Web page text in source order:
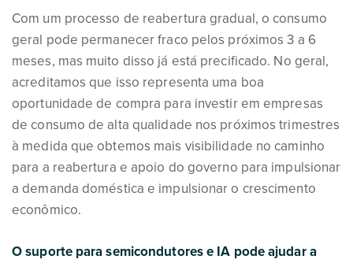
Com um processo de reabertura gradual, o consumo
geral pode permanecer fraco pelos próximos 3 a 6
meses, mas muito disso já está precificado. No geral,
acreditamos que isso representa uma boa
oportunidade de compra para investir em empresas
de consumo de alta qualidade nos próximos trimestres
à medida que obtemos mais visibilidade no caminho
para a reabertura e apoio do governo para impulsionar
a demanda doméstica e impulsionar o crescimento
econômico.
O suporte para semicondutores e IA pode ajudar a